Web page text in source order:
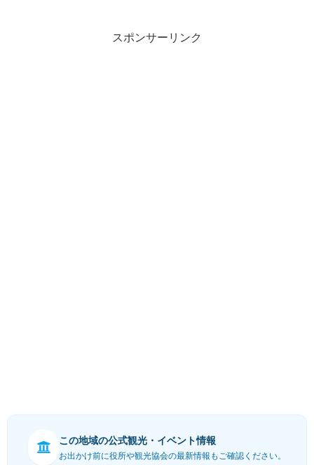
スポンサーリンク
この地域の公式観光・イベント情報
お出かけ前に役所や観光協会の最新情報もご確認ください。